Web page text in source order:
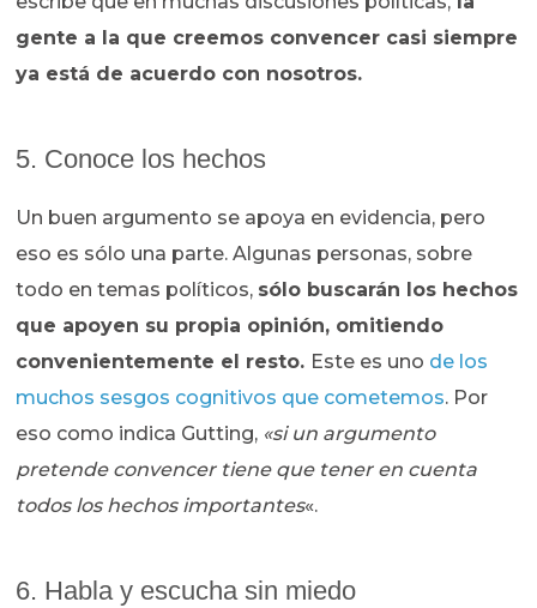
gente a la que creemos convencer casi siempre
ya está de acuerdo con nosotros.
5. Conoce los hechos
Un buen argumento se apoya en evidencia, pero
eso es sólo una parte. Algunas personas, sobre
todo en temas políticos, sólo buscarán los hechos
que apoyen su propia opinión, omitiendo
convenientemente el resto. Este es uno de los
muchos sesgos cognitivos que cometemos. Por
eso como indica Gutting, «si un argumento
pretende convencer tiene que tener en cuenta
todos los hechos importantes«.
6. Habla y escucha sin miedo